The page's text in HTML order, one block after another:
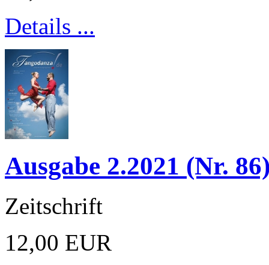
Details ...
Ausgabe 2.2021 (Nr.
Zeitschrift
12,00 EUR